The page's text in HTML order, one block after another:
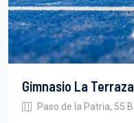
Gimnasio La Terraza
Paso de la Patria, 55